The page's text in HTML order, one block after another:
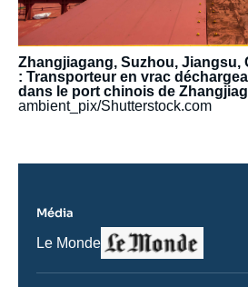
Zhangjiagang, Suzhou, Jiangsu,
: Transporteur en vrac
dans le port chinois de
ambient_pix/Shutterstock.com
Média
Nom
journal,
Le Monde
Logo